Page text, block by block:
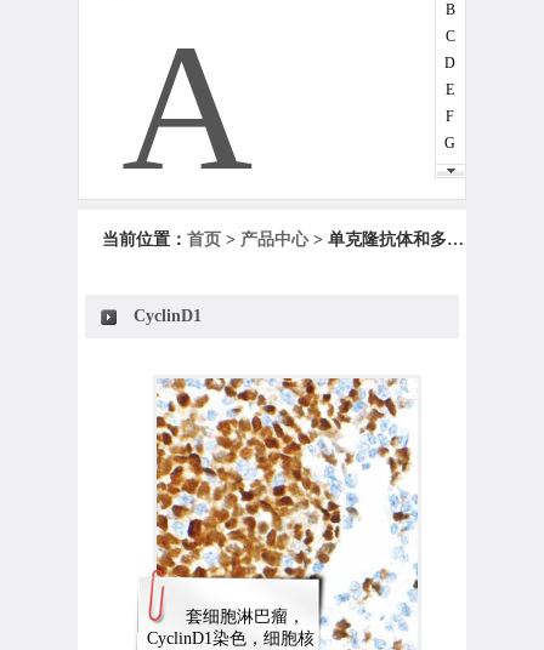
A
B
C
D
E
F
G
H
I
K
当前位置： 首页 > 产品中心> 单克隆抗体和多克隆抗体
CyclinD1
套细胞淋巴瘤，
CyclinD1染色，细胞核